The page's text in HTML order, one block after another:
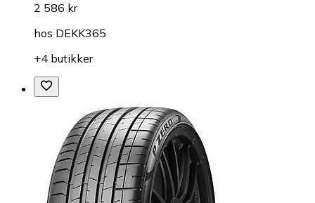
2 586 kr
hos DEKK365
+4 butikker